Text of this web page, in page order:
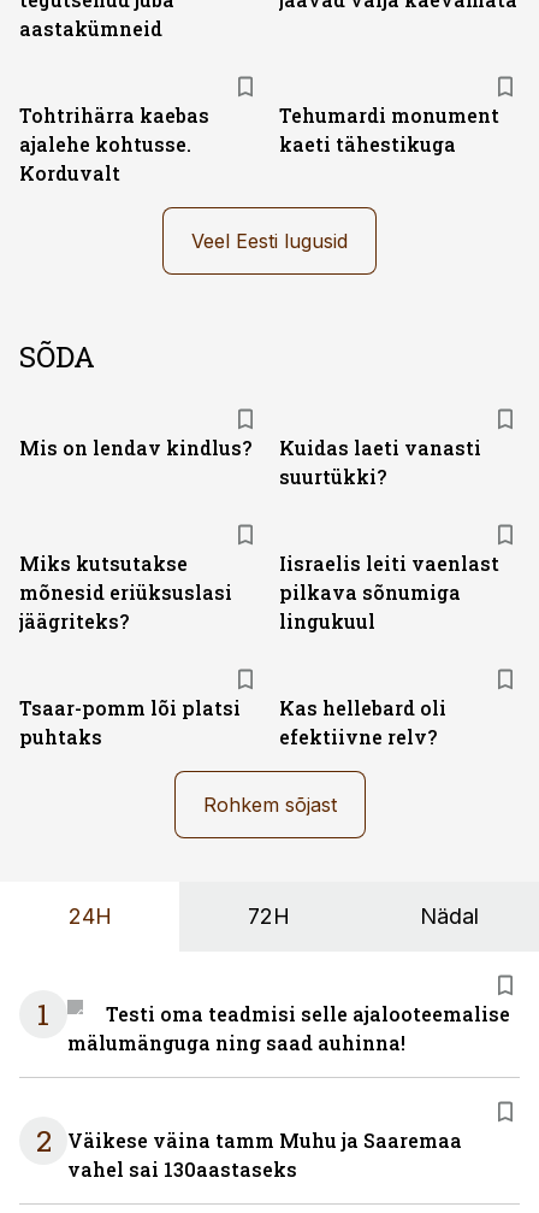
aastakümneid
Tohtrihärra kaebas
ajalehe kohtusse.
Korduvalt
Tehumardi monument
kaeti tähestikuga
Veel Eesti lugusid
SÕDA
Mis on lendav kindlus?
Kuidas laeti vanasti
suurtükki?
Miks kutsutakse
mõnesid eriüksuslasi
jäägriteks?
Iisraelis leiti vaenlast
pilkava sõnumiga
lingukuul
Tsaar-pomm lõi platsi
puhtaks
Kas hellebard oli
efektiivne relv?
Rohkem sõjast
24H 72H Nädal
1
Testi oma teadmisi selle ajalooteemalise
mälumänguga ning saad auhinna!
2
Väikese väina tamm Muhu ja Saaremaa
vahel sai 130aastaseks